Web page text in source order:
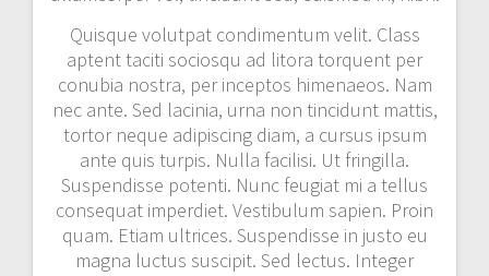
Quisque volutpat condimentum velit. Class
aptent taciti sociosqu ad litora torquent per
conubia nostra, per inceptos himenaeos. Nam
nec ante. Sed lacinia, urna non tincidunt mattis,
tortor neque adipiscing diam, a cursus ipsum
ante quis turpis. Nulla facilisi. Ut fringilla.
Suspendisse potenti. Nunc feugiat mi a tellus
consequat imperdiet. Vestibulum sapien. Proin
quam. Etiam ultrices. Suspendisse in justo eu
magna luctus suscipit. Sed lectus. Integer